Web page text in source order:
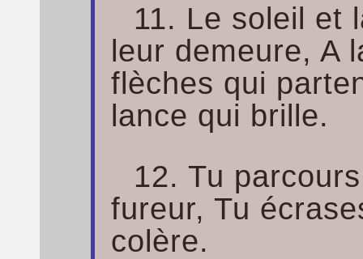
11. Le soleil et
leur demeure, A
flèches qui
lance qui brille.
12. Tu
fureur, Tu
colère.